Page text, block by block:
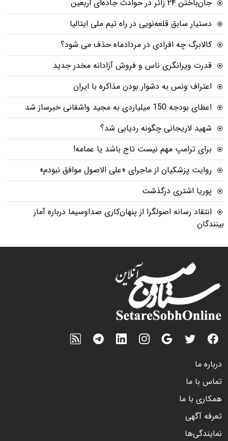
جان‌باختن ۲۴ زائر در حوادث جاده‌ای اربعین
دستیار سابق قلعه‌نویی در راه تیم ملی ایتالیا
کالابرگ چه افرادی در مردادماه حذف می شود؟
قدرت ویرانگری ناس و فروش آزادانه مخدر جدید
اعتراف ونس به دشوار بودن مذاکره با ایران
اعطای بودجه 150 میلیاردی به مجید واشقانی خبرساز شد
شهید لاریجانی چگونه ردیابی شد؟
برای ترامپ مهم نیست تاج باشد یا عمامه!
روایت پزشکیان از ماجرای «علی الاصول موافق نبودم»
پوریا اشتری درگذشت
انتقاد رسانه اصولگرا از پنهان‌کاری صداوسیما درباره آمار
بینندگان
درباره ما
تماس با ما
همکاری با ما
تعرفه آگهی
نمایندگی‌ها